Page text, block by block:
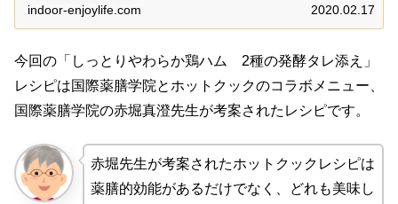
としていろいろ活躍しそうです。
indoor-enjoylife.com 2020.02.17
今回の「しっとりやわらか鶏ハム 2種の発酵タレ添え」
レシピは国際薬膳学院とホットクックのコラボメニュー、
国際薬膳学院の赤堀真澄先生が考案されたレシピです。
赤堀先生が考案されたホットクックレシピは
薬膳的効能があるだけでなく、どれも美味し